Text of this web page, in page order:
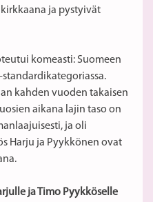
ja pystyivät
komeasti: Suomeen
kahden vuoden takaisen
aikana lajin taso on
ja oli
Harju ja Pyykkönen ovat
ja Timo Pyykköselle